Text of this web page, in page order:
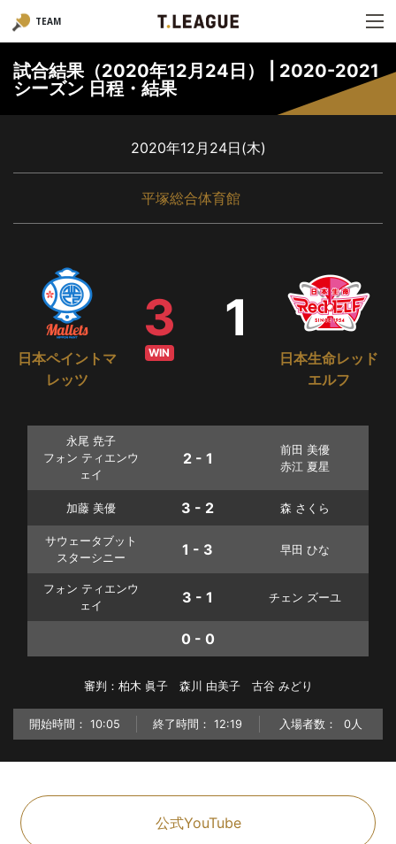
TEAM
試合結果（2020年12月24日） | 2020-2021
シーズン 日程・結果
2020年12月24日(木)
平塚総合体育館
日本ペイントマ
レッツ
3
WIN
日本生命レッド
エルフ
1
永尾 尭子
フォン ティエンウ
ェイ
2 - 1
前田 美優
赤江 夏星
加藤 美優 3 - 2 森 さくら
サウェータブット
スターシニー
1 - 3 早田 ひな
フォン ティエンウ
ェイ
3 - 1 チェン ズーユ
0 - 0
審判：柏木 眞子 森川 由美子 古谷 みどり
開始時間： 10:05 終了時間： 12:19 入場者数： 0人
公式YouTube